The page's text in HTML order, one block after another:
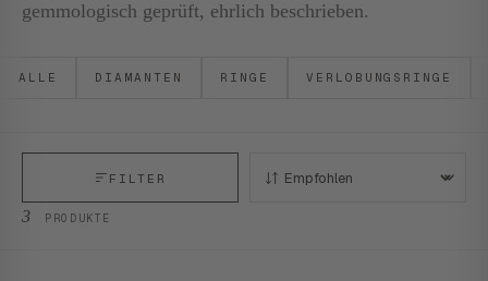
gemmologisch geprüft, ehrlich beschrieben.
ALLE DIAMANTEN RINGE VERLOBUNGSRINGE
3 PRODUKTE
FILTER SORTIEREN: